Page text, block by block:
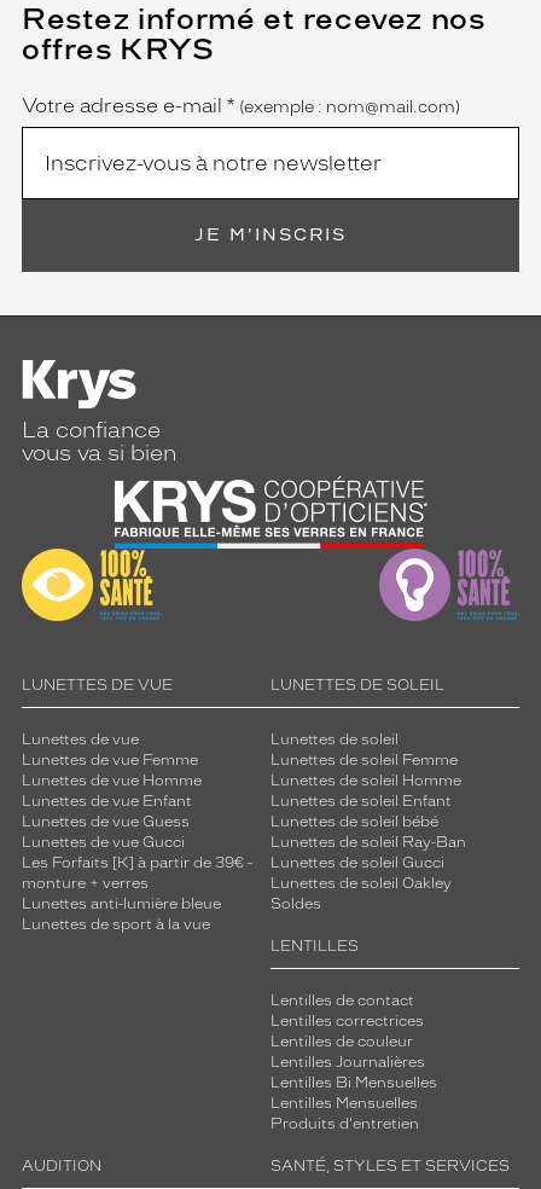
Restez informé et recevez nos
offres KRYS
Name
Votre adresse e-mail *
(Ce
champ
est
(exemple : nom@mail.com)
JE M'INSCRIS
La confiance
vous va si bien
LUNETTES DE VUE
Lunettes de vue
Lunettes de vue Femme
Lunettes de vue Homme
Lunettes de vue Enfant
Lunettes de vue Guess
Lunettes de vue Gucci
Les Forfaits [K] à partir de 39€ -
monture + verres
Lunettes anti-lumière bleue
Lunettes de sport à la vue
LUNETTES DE SOLEIL
Lunettes de soleil
Lunettes de soleil Femme
Lunettes de soleil Homme
Lunettes de soleil Enfant
Lunettes de soleil bébé
Lunettes de soleil Ray-Ban
Lunettes de soleil Gucci
Lunettes de soleil Oakley
Soldes
LENTILLES
Lentilles de contact
Lentilles correctrices
Lentilles de couleur
Lentilles Journalières
Lentilles Bi Mensuelles
Lentilles Mensuelles
Produits d'entretien
AUDITION SANTÉ, STYLES ET SERVICES